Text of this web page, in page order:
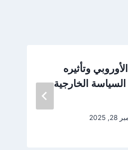
وتأثيره
الخارجية
2025